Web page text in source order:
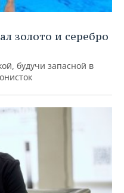
золото и серебро
будучи запасной в